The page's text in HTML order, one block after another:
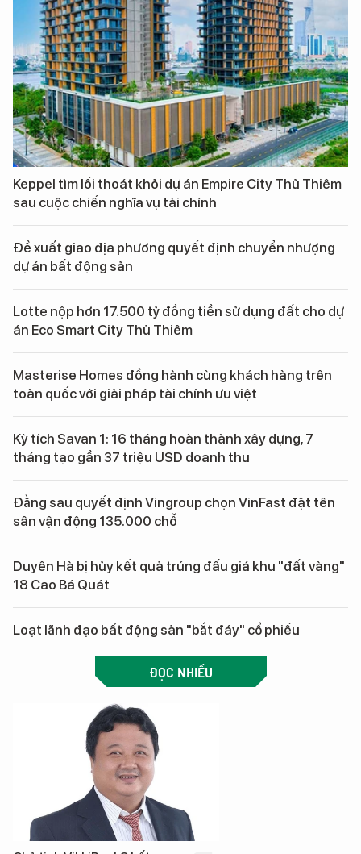
Keppel tìm lối thoát khỏi dự án Empire City Thủ Thiêm
sau cuộc chiến nghĩa vụ tài chính
Đề xuất giao địa phương quyết định chuyển nhượng
dự án bất động sản
Lotte nộp hơn 17.500 tỷ đồng tiền sử dụng đất cho dự
án Eco Smart City Thủ Thiêm
Masterise Homes đồng hành cùng khách hàng trên
toàn quốc với giải pháp tài chính ưu việt
Kỳ tích Savan 1: 16 tháng hoàn thành xây dựng, 7
tháng tạo gần 37 triệu USD doanh thu
Đằng sau quyết định Vingroup chọn VinFast đặt tên
sân vận động 135.000 chỗ
Duyên Hà bị hủy kết quả trúng đấu giá khu "đất vàng"
18 Cao Bá Quát
Loạt lãnh đạo bất động sản "bắt đáy" cổ phiếu
ĐỌC NHIỀU